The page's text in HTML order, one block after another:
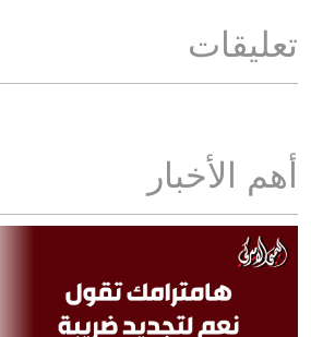
تعليقات
أهم الأخبار